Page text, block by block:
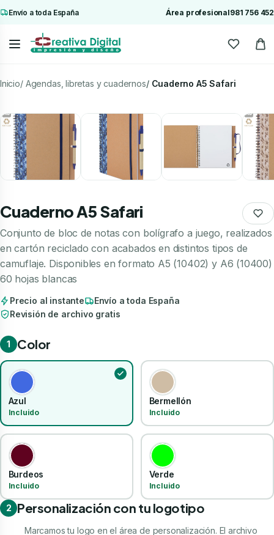
Envío a toda España Área profesional981 756 452
Inicio Agendas, libretas y cuadernos Cuaderno A5 Safari
Cuaderno A5 Safari
Conjunto de bloc de notas con bolígrafo a juego, realizados
en cartón reciclado con acabados en distintos tipos de
camuflaje. Disponibles en formato A5 (10402) y A6 (10400)
60 hojas blancas
Precio al instante
Envío a toda España
Revisión de archivo gratis
1 Color
Azul
Incluido
Bermellón
Incluido
Burdeos
Incluido
Verde
Incluido
2 Personalización con tu logotipo
Marcamos tu logo en el área de personalización. El archivo